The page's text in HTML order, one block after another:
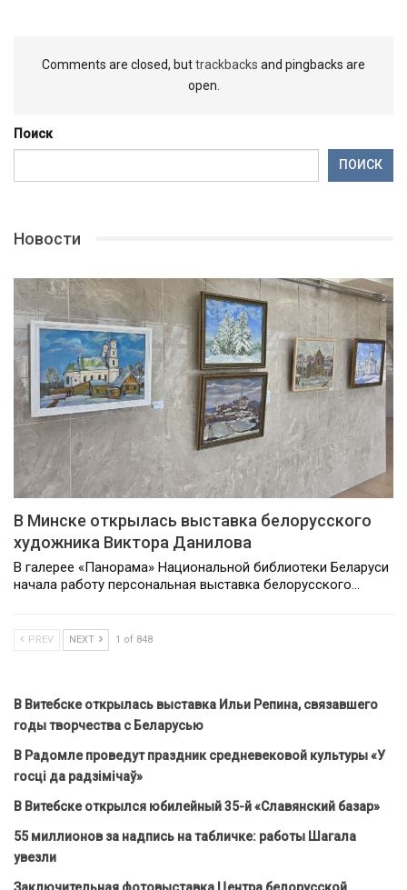
Comments are closed, buttrackbacks and pingbacks are
open.
Поиск
ПОИСК
Новости
В Минске открылась выставка белорусского
художника Виктора Данилова
В галерее «Панорама» Национальной библиотеки Беларуси
начала работу персональная выставка белорусского…
PREV NEXT 1 of 848
В Витебске открылась выставка Ильи Репина, связавшего
годы творчества с Беларусью
В Радомле проведут праздник средневековой культуры «У
госці да радзімічаў»
В Витебске открылся юбилейный 35-й «Славянский базар»
55 миллионов за надпись на табличке: работы Шагала
увезли